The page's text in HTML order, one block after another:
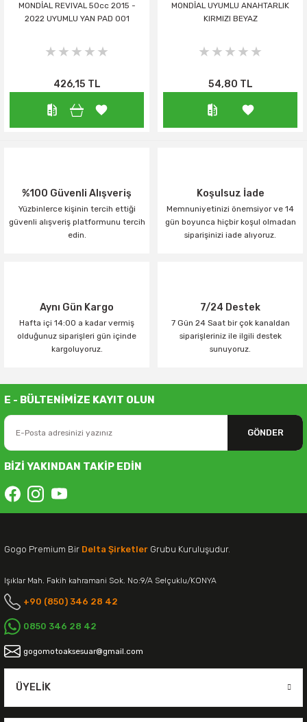
MONDİAL REVIVAL 50cc 2015 -
2022 UYUMLU YAN PAD 001
426,15 TL
MONDİAL UYUMLU ANAHTARLIK
KIRMIZI BEYAZ
54,80 TL
%100 Güvenli Alışveriş
Yüzbinlerce kişinin tercih ettiği
güvenli alışveriş platformunu tercih
edin.
Koşulsuz İade
Memnuniyetinizi önemsiyor ve 14
gün boyunca hiçbir koşul olmadan
siparişinizi iade alıyoruz.
Aynı Gün Kargo
Hafta içi 14:00 a kadar vermiş
olduğunuz siparişleri gün içinde
kargoluyoruz.
7/24 Destek
7 Gün 24 Saat bir çok kanaldan
siparişleriniz ile ilgili destek
sunuyoruz.
E - BÜLTENİMİZE KAYIT OLUN
GÖNDER
BİZİ YAKINDAN TAKİP EDİN
Gogo Premium Bir Delta Şirketler Grubu Kuruluşudur.
Işıklar Mah. Fakih kahramani Sok. No:9/A Selçuklu/KONYA
+90 (850) 346 28 42
0850 346 28 42
gogomotoaksesuar@gmail.com
ÜYELIK